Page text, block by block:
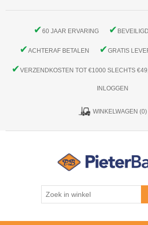
✔60 JAAR ERVARING ✔
✔ACHTERAF BETALEN ✔GRATIS
✔VERZENDKOSTEN TOT €1000 SLECHTS
INLOGGEN
WINKELWAGEN (0)